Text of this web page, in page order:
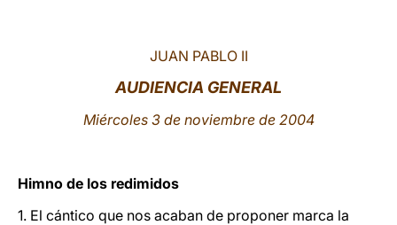
JUAN PABLO II
AUDIENCIA GENERAL
Miércoles 3 de noviembre de 2004
Himno de los redimidos
1. El cántico que nos acaban de proponer marca la